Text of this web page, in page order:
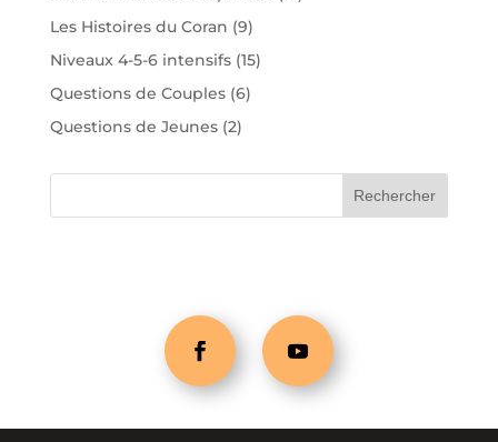
Les Histoires du Coran (9)
Niveaux 4-5-6 intensifs (15)
Questions de Couples (6)
Questions de Jeunes (2)